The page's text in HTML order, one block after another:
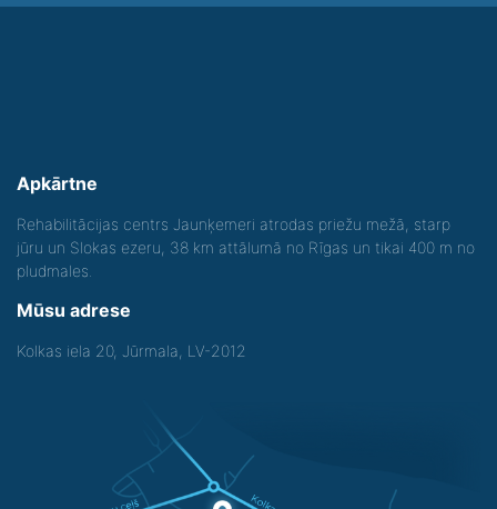
Apkārtne
Rehabilitācijas centrs Jaunķemeri atrodas priežu mežā, starp
jūru un Slokas ezeru, 38 km attālumā no Rīgas un tikai 400 m no
pludmales.
Mūsu adrese
Kolkas iela 20, Jūrmala, LV-2012